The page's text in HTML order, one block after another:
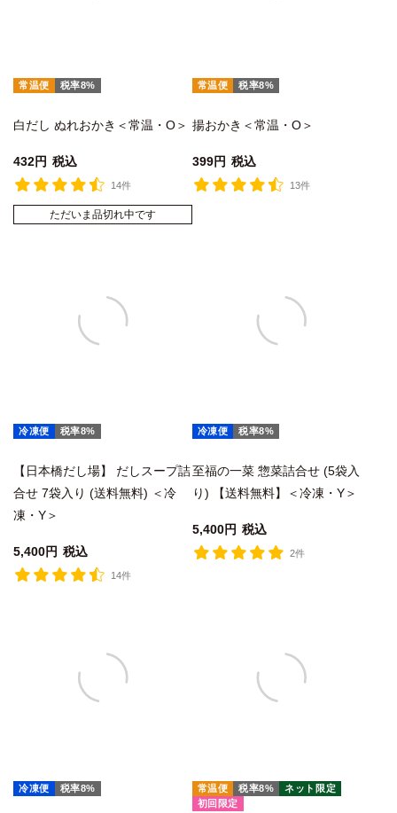
常温便 税率8%
白だし ぬれおかき＜常温・O＞
432 税込
14件
ただいま品切れ中です
常温便 税率8%
揚おかき＜常温・O＞
399 税込
13件
冷凍便 税率8%
【日本橋だし場】 だしスープ詰
合せ 7袋入り (送料無料) ＜冷
凍・Y＞
5,400 税込
14件
冷凍便 税率8%
至福の一菜 惣菜詰合せ (5袋入
り) 【送料無料】＜冷凍・Y＞
5,400 税込
2件
冷凍便 税率8% 常温便 税率8%
ネット限定
初回限定